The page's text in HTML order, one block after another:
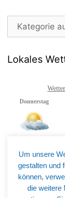
Beitragsarchiv
Lokales
Um unsere
gestalten und
können,
die weitere